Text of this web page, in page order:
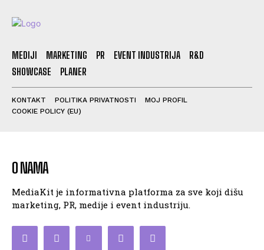
MEDIJI MARKETING PR EVENT INDUSTRIJA
R&D
SHOWCASE
PLANER
KONTAKT POLITIKA PRIVATNOSTI
MOJ PROFIL
COOKIE POLICY (EU)
O NAMA
MediaKit je informativna platforma za sve koji dišu
marketing, PR, medije i event industriju.